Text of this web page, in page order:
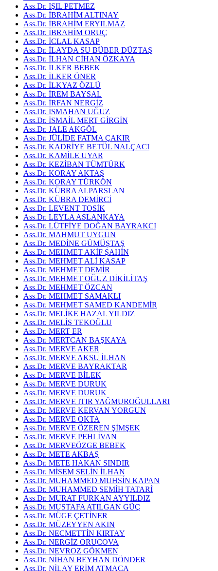
Ass.Dr. IŞIL PETMEZ
Ass.Dr. İBRAHİM ALTINAY
Ass.Dr. İBRAHİM ERYILMAZ
Ass.Dr. İBRAHİM ORUÇ
Ass.Dr. İCLAL KASAP
Ass.Dr. İLAYDA SU BÜBER DÜZTAŞ
Ass.Dr. İLHAN CİHAN ÖZKAYA
Ass.Dr. İLKER BEBEK
Ass.Dr. İLKER ÖNER
Ass.Dr. İLKYAZ ÖZLÜ
Ass.Dr. İREM BAYSAL
Ass.Dr. İRFAN NERGİZ
Ass.Dr. İSMAHAN UĞUZ
Ass.Dr. İSMAİL MERT GİRGİN
Ass.Dr. JALE AKGÖL
Ass.Dr. JÜLİDE FATMA ÇAKIR
Ass.Dr. KADRİYE BETÜL NALÇACI
Ass.Dr. KAMİLE UYAR
Ass.Dr. KEZİBAN TÜMTÜRK
Ass.Dr. KORAY AKTAŞ
Ass.Dr. KORAY TÜRKÖN
Ass.Dr. KÜBRA ALPARSLAN
Ass.Dr. KÜBRA DEMİRCİ
Ass.Dr. LEVENT TOSİK
Ass.Dr. LEYLA ASLANKAYA
Ass.Dr. LÜTFİYE DOĞAN BAYRAKCI
Ass.Dr. MAHMUT UYGUN
Ass.Dr. MEDİNE GÜMÜŞTAŞ
Ass.Dr. MEHMET AKİF ŞAHİN
Ass.Dr. MEHMET ALİ KASAP
Ass.Dr. MEHMET DEMİR
Ass.Dr. MEHMET OĞUZ DİKİLİTAŞ
Ass.Dr. MEHMET ÖZCAN
Ass.Dr. MEHMET SAMAKLI
Ass.Dr. MEHMET SAMED KANDEMİR
Ass.Dr. MELİKE HAZAL YILDIZ
Ass.Dr. MELİS TEKOĞLU
Ass.Dr. MERT ER
Ass.Dr. MERTCAN BAŞKAYA
Ass.Dr. MERVE AKER
Ass.Dr. MERVE AKSU İLHAN
Ass.Dr. MERVE BAYRAKTAR
Ass.Dr. MERVE BİLEK
Ass.Dr. MERVE DURUK
Ass.Dr. MERVE DURUK
Ass.Dr. MERVE ITIR YAĞMUROĞULLARI
Ass.Dr. MERVE KERVAN YORGUN
Ass.Dr. MERVE OKTA
Ass.Dr. MERVE ÖZEREN ŞİMŞEK
Ass.Dr. MERVE PEHLİVAN
Ass.Dr. MERVEÖZGE BEBEK
Ass.Dr. METE AKBAŞ
Ass.Dr. METE HAKAN SINDIR
Ass.Dr. MİSEM SELİN İLHAN
Ass.Dr. MUHAMMED MUHSİN KAPAN
Ass.Dr. MUHAMMED SEMİH TATARİ
Ass.Dr. MURAT FURKAN AYYILDIZ
Ass.Dr. MUSTAFA ATILGAN GÜÇ
Ass.Dr. MÜGE ÇETİNER
Ass.Dr. MÜZEYYEN AKIN
Ass.Dr. NECMETTİN KIRTAY
Ass.Dr. NERGİZ ORUCOVA
Ass.Dr. NEVROZ GÖKMEN
Ass.Dr. NİHAN BEYHAN DÖNDER
Ass.Dr. NİLAY ERİM ATMACA